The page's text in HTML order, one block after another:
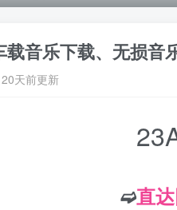
载音乐下载、无损
20天前更新
➫直